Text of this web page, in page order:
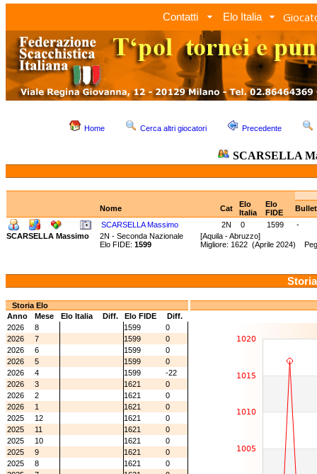
Contatti Elo Italia
Home Cerca altri giocatori Precedente
SCARSELLA
Nome Cat
Elo
Italia
Elo
FIDE
SCARSELLA Massimo
2N 0 1599
-
SCARSELLA Massimo
2N - Seconda Nazionale [Aquila - Abruzzo]
Elo FIDE: 1599 Migliore: 1622 (Aprile 2024)
Storia Elo
Anno
Mese Elo Italia Diff. Elo FIDE
Diff.
2026
8 1599
0
2026
7 1599
0
2026
6 1599
0
2026
5 1599
0
2026
4 1599
-22
2026
3 1621
0
2026
2 1621
0
2026
1 1621
0
2025
12 1621
0
2025
11 1621
0
2025
10 1621
0
2025
9 1621
0
2025
8 1621
0